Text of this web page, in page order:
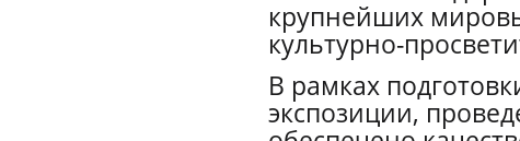
крупнейших
культурно-
В рамках
экспозиции,